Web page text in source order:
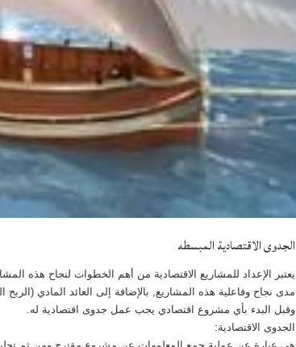
الجدوى الاقتصادية المبسطه
يعتبر الإعداد للمشاريع الاقتصادية من أهم الخطوات لنجاح هذه
مدى نجاح وفاعلية هذه المشاريع, بالإضافة إلى العائد المادي (الربح
وقبل البدء بأي مشروع اقتصادي يجب عمل جدوى اقتصادية له.
الجدوى الاقتصادية: